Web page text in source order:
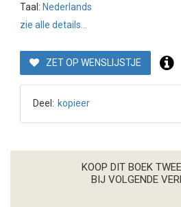
Taal: Nederlands
zie alle details...
ZET OP WENSLIJSTJE
Deel: kopieer
KOOP DIT BOEK
BIJ VOLGENDE